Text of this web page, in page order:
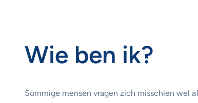
Wie ben ik?
Sommige mensen vragen zich misschien wel